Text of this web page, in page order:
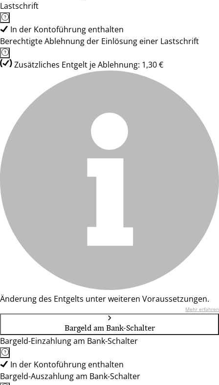
Lastschrift
In der Kontoführung enthalten
Berechtigte Ablehnung der Einlösung einer Lastschrift
Zusätzliches Entgelt je Ablehnung: 1,30 €
Änderung des Entgelts unter weiteren Voraussetzungen.
Mehr erfahren
Bargeld am Bank-Schalter
Bargeld-Einzahlung am Bank-Schalter
In der Kontoführung enthalten
Bargeld-Auszahlung am Bank-Schalter